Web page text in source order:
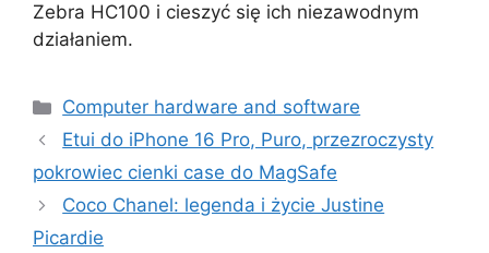
Zebra HC100 i cieszyć się ich niezawodnym
działaniem.
Kategorie
Computer hardware and software
Etui do iPhone 16 Pro, Puro, przezroczysty
pokrowiec cienki case do MagSafe
Coco Chanel: legenda i życie Justine
Picardie